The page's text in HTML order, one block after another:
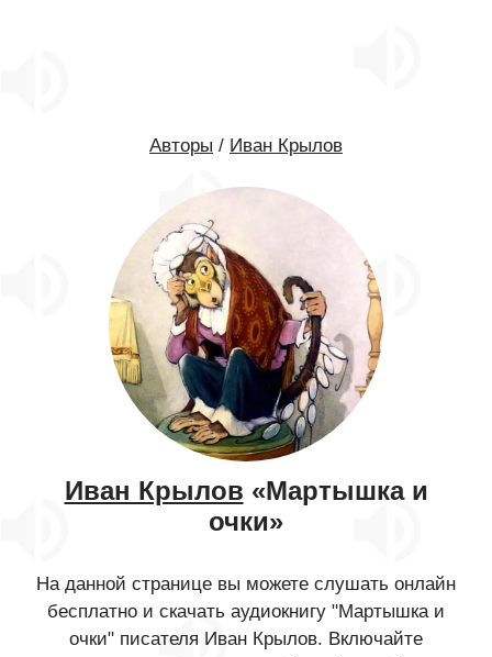
Авторы / Иван Крылов
Иван Крылов «Мартышка и
очки»
На данной странице вы можете слушать онлайн
бесплатно и скачать аудиокнигу "Мартышка и
очки" писателя Иван Крылов. Включайте